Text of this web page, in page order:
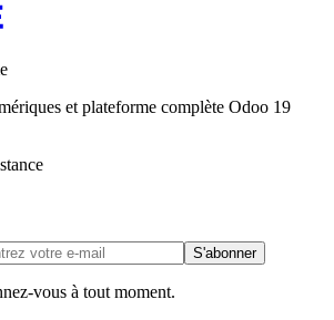
et plateforme complète Odoo 19
S'abonner
vous à tout moment.